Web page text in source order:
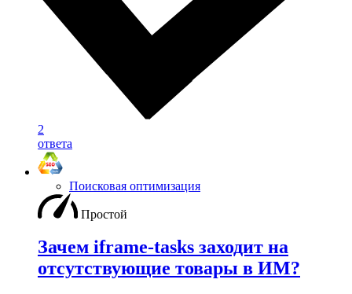
2
ответа
Поисковая оптимизация
Простой
Зачем iframe-tasks заходит на
отсутствующие товары в ИМ?